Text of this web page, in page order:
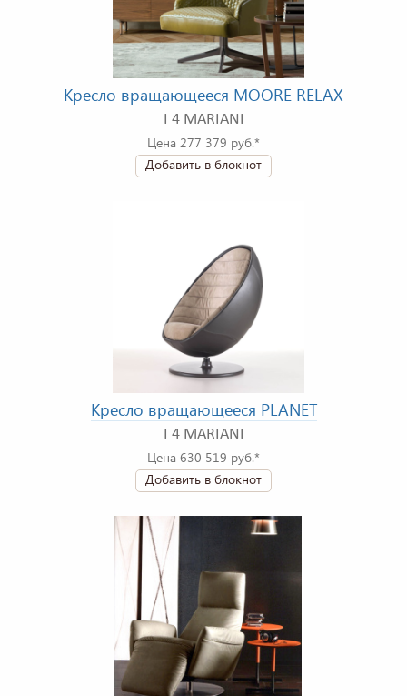
Кресло вращающееся MOORE RELAX
I 4 MARIANI
Цена 277 379 руб.*
Добавить в блокнот
Кресло вращающееся PLANET
I 4 MARIANI
Цена 630 519 руб.*
Добавить в блокнот